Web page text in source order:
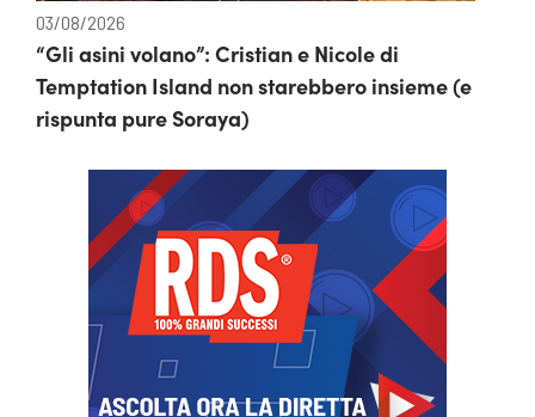
03/08/2026
“Gli asini volano”: Cristian e Nicole di
Temptation Island non starebbero insieme (e
rispunta pure Soraya)